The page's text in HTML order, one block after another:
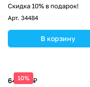
Скидка 10% в подарок!
Арт. 34484
В корзину
10%
64 388 ₽